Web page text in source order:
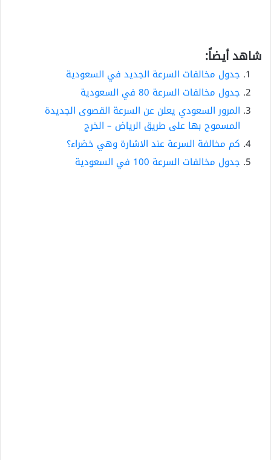
شاهد أيضاً:
جدول مخالفات السرعة الجديد في السعودية
جدول مخالفات السرعة 80 في السعودية
المرور السعودي يعلن عن السرعة القصوى الجديدة
المسموح بها على طريق الرياض – الخرج
كم مخالفة السرعة عند الاشارة وهي خضراء؟
جدول مخالفات السرعة 100 في السعودية